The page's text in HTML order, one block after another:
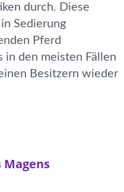
durch. Diese
Sedierung
Pferd
in den meisten Fällen
Besitzern wieder
Magens